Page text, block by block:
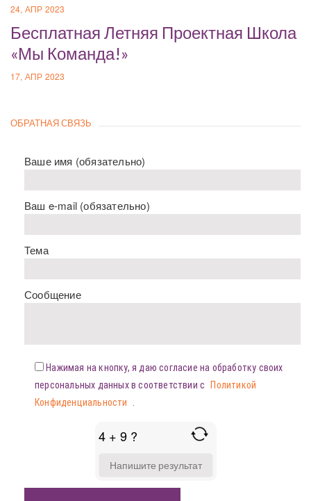
24, АПР 2023
Бесплатная Летняя Проектная Школа
«Мы Команда!»
17, АПР 2023
ОБРАТНАЯ СВЯЗЬ
Ваше имя (обязательно)
Ваш e-mail (обязательно)
Тема
Сообщение
Нажимая на кнопку, я даю согласие на обработку своих
персональных данных в соответствии с
Политикой
Конфиденциальности
4 + 9 ?
FOR